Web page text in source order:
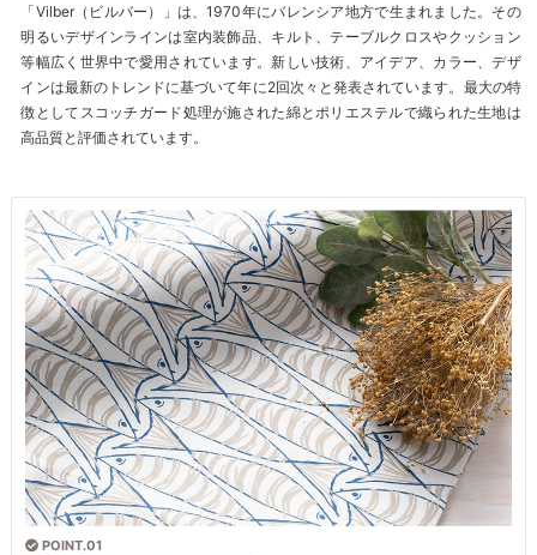
「Vilber（ビルバー）」は、1970年にバレンシア地方で生まれました。その
明るいデザインラインは室内装飾品、キルト、テーブルクロスやクッション
等幅広く世界中で愛用されています。新しい技術、アイデア、カラー、デザ
インは最新のトレンドに基づいて年に2回次々と発表されています。最大の特
徴としてスコッチガード処理が施された綿とポリエステルで織られた生地は
高品質と評価されています。
POINT.01